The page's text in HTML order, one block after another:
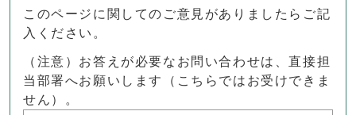
このページに関してのご意見がありましたらご記
入ください。
（注意）お答えが必要なお問い合わせは、直接担
当部署へお願いします（こちらではお受けできま
せん）。